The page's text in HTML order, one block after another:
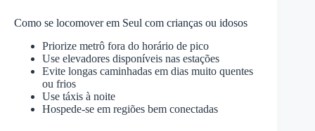
Como se locomover em Seul com crianças ou idosos
Priorize metrô fora do horário de pico
Use elevadores disponíveis nas estações
Evite longas caminhadas em dias muito quentes
ou frios
Use táxis à noite
Hospede-se em regiões bem conectadas